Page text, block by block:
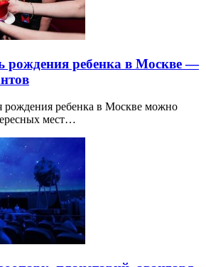
рождения ребенка в Москве —
рождения ребенка в Москве можно
мест…